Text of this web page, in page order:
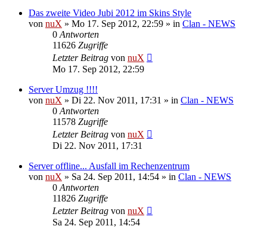
Das zweite Video Jubi 2012 im Skins Style
von nuX » Mo 17. Sep 2012, 22:59 » in Clan - NEWS
0 Antworten
11626 Zugriffe
Letzter Beitrag von nuX
Mo 17. Sep 2012, 22:59
Server Umzug !!!!
von nuX » Di 22. Nov 2011, 17:31 » in Clan - NEWS
0 Antworten
11578 Zugriffe
Letzter Beitrag von nuX
Di 22. Nov 2011, 17:31
Server offline... Ausfall im Rechenzentrum
von nuX » Sa 24. Sep 2011, 14:54 » in Clan - NEWS
0 Antworten
11826 Zugriffe
Letzter Beitrag von nuX
Sa 24. Sep 2011, 14:54